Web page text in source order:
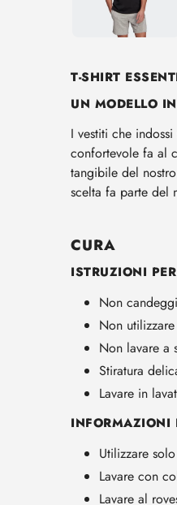
T-SHIRT
UN MODELLO
I vestiti che
confortevole fa al
tangibile del
scelta fa parte del
CURA
ISTRUZIONI
Non
Non
Non lavare a
Stiratura
Lavare in
INFORMAZIONI
Utilizzare
Lavare con
Lavare al